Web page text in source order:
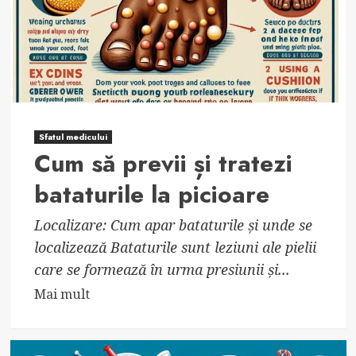
Sfatul medicului
Cum să previi și tratezi
bataturile la picioare
Localizare: Cum apar bataturile și unde se
localizează Bataturile sunt leziuni ale pielii
care se formează în urma presiunii și...
Mai multRead